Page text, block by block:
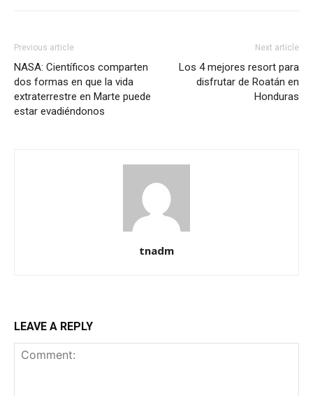
Previous article
NASA: Científicos comparten
dos formas en que la vida
extraterrestre en Marte puede
estar evadiéndonos
Next article
Los 4 mejores resort para
disfrutar de Roatán en
Honduras
tnadm
LEAVE A REPLY